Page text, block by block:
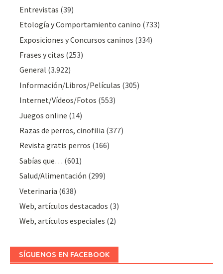
Entrevistas (39)
Etología y Comportamiento canino (733)
Exposiciones y Concursos caninos (334)
Frases y citas (253)
General (3.922)
Información/Libros/Películas (305)
Internet/Vídeos/Fotos (553)
Juegos online (14)
Razas de perros, cinofilia (377)
Revista gratis perros (166)
Sabías que… (601)
Salud/Alimentación (299)
Veterinaria (638)
Web, artículos destacados (3)
Web, artículos especiales (2)
SÍGUENOS EN FACEBOOK